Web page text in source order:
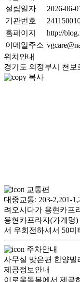
설립일자
2026-06-
기관번호
홈페이지
http://
이메일주소
위치안내
경기도 의정부시 천보
복사
교통편
대중교통: 203-2,201-
려오시다가 용현카프
용현카프라자(가게명
서 우회전하셔서 50
주차안내
사무실 맞은편 한양빌
제공정보안내
이로움돌봄에서 제공